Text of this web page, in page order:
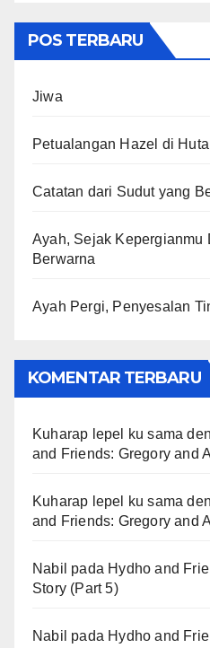
POS TERBARU
Jiwa
Petualangan Hazel di
Catatan dari Sudut yang
Ayah, Sejak Kepergianmu
Berwarna
Ayah Pergi, Penyesalan
KOMENTAR TERBARU
Kuharap lepel ku sama
and Friends: Gregory and
Kuharap lepel ku sama
and Friends: Gregory and
Nabil pada Hydho and
Story (Part 5)
Nabil pada Hydho and